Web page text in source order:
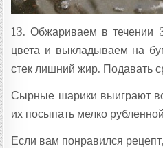
13. Обжариваем в течении
цвета и выкладываем на
стек лишний жир. Подавать
Сырные шарики выиграют
их посыпать мелко
Если вам понравился